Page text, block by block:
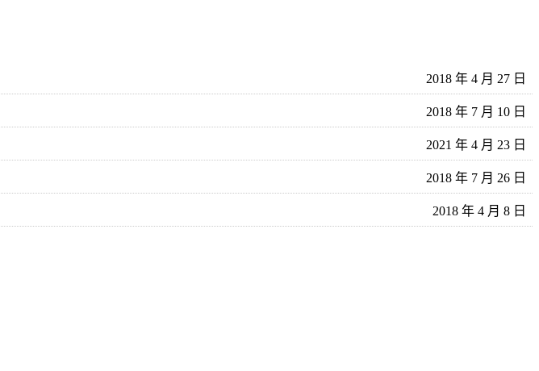
2018 年 4 月 27 日
2018 年 7 月 10 日
2021 年 4 月 23 日
2018 年 7 月 26 日
2018 年 4 月 8 日